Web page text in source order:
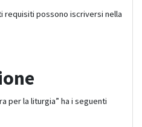
requisiti possono iscriversi nella
per la liturgia” ha i seguenti